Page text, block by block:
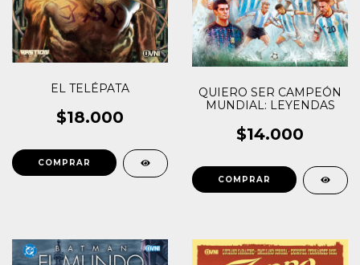
EL TELÉPATA
$18.000
QUIERO SER CAMPEÓN
MUNDIAL: LEYENDAS
$14.000